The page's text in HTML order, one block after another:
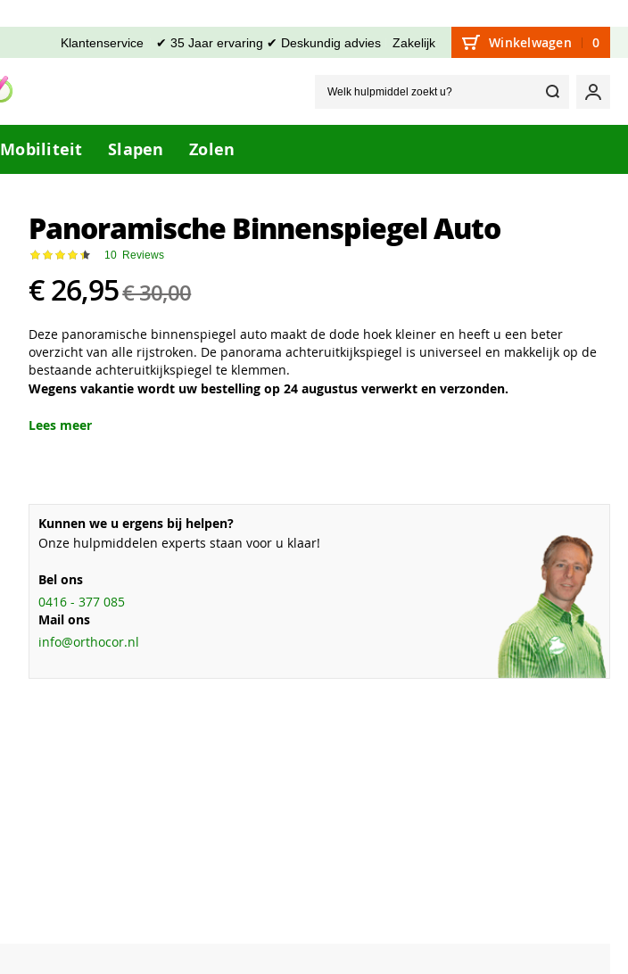
Klantenservice ✔ 35 Jaar ervaring ✔ Deskundig advies Zakelijk Winkelwagen 0
Welk
Mijn
Mobiliteit Slapen Zolen
Panoramische Binnenspiegel Auto
Waardering: 10 Reviews
€ 26,95€ 30,00
Deze panoramische binnenspiegel auto maakt de dode hoek kleiner en heeft u een beter
overzicht van alle rijstroken. De panorama achteruitkijkspiegel is universeel en makkelijk op de
bestaande achteruitkijkspiegel te klemmen.
Wegens vakantie wordt uw bestelling op 24 augustus verwerkt en verzonden.
Lees meer
Kunnen we u ergens bij helpen?
Onze hulpmiddelen experts staan voor u klaar!
Bel ons
0416 - 377 085
Mail ons
info@orthocor.nl